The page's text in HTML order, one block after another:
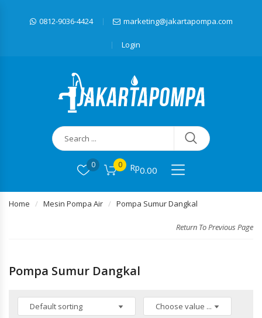
0812-9036-4424 marketing@jakartapompa.com
Login
0 0 Rp0.00
Home Mesin Pompa Air Pompa Sumur Dangkal
Return To Previous Page
Pompa Sumur Dangkal